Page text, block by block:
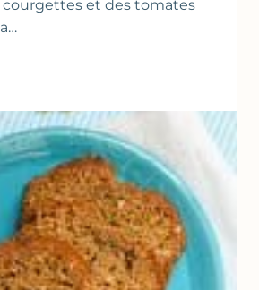
et des tomates